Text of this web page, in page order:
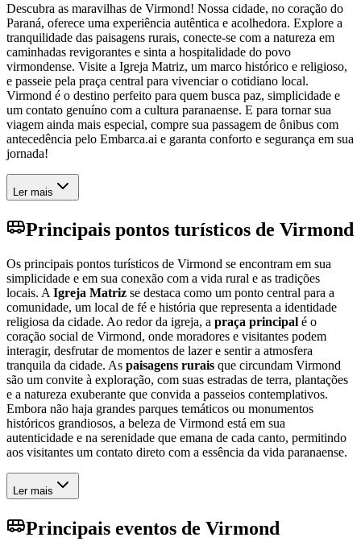
Descubra as maravilhas de Virmond! Nossa cidade, no coração do
Paraná, oferece uma experiência autêntica e acolhedora. Explore a
tranquilidade das paisagens rurais, conecte-se com a natureza em
caminhadas revigorantes e sinta a hospitalidade do povo
virmondense. Visite a Igreja Matriz, um marco histórico e religioso,
e passeie pela praça central para vivenciar o cotidiano local.
Virmond é o destino perfeito para quem busca paz, simplicidade e
um contato genuíno com a cultura paranaense. E para tornar sua
viagem ainda mais especial, compre sua passagem de ônibus com
antecedência pelo Embarca.ai e garanta conforto e segurança em sua
jornada!
Ler mais
Principais pontos turísticos de Virmond
Os principais pontos turísticos de Virmond se encontram em sua
simplicidade e em sua conexão com a vida rural e as tradições
locais. A Igreja Matriz se destaca como um ponto central para a
comunidade, um local de fé e história que representa a identidade
religiosa da cidade. Ao redor da igreja, a praça principal é o
coração social de Virmond, onde moradores e visitantes podem
interagir, desfrutar de momentos de lazer e sentir a atmosfera
tranquila da cidade. As paisagens rurais que circundam Virmond
são um convite à exploração, com suas estradas de terra, plantações
e a natureza exuberante que convida a passeios contemplativos.
Embora não haja grandes parques temáticos ou monumentos
históricos grandiosos, a beleza de Virmond está em sua
autenticidade e na serenidade que emana de cada canto, permitindo
aos visitantes um contato direto com a essência da vida paranaense.
Ler mais
Principais eventos de Virmond